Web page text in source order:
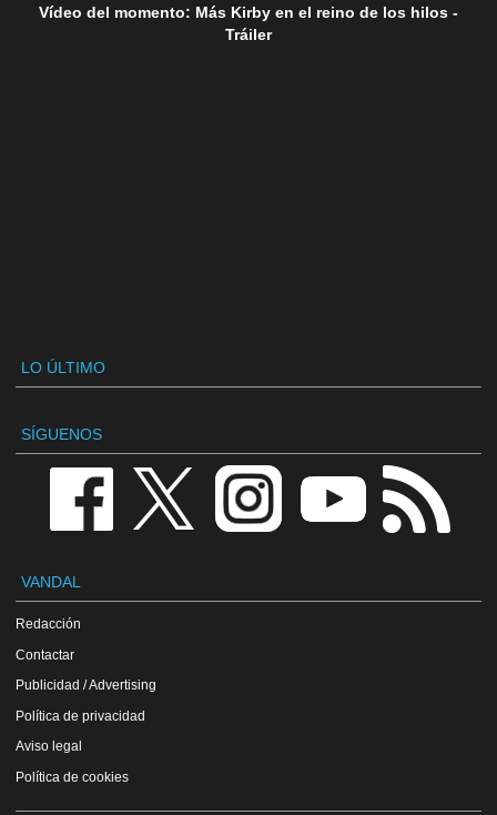
Vídeo del momento: Más Kirby en el reino de los hilos -
Tráiler
LO ÚLTIMO
SÍGUENOS
VANDAL
Redacción
Contactar
Publicidad / Advertising
Política de privacidad
Aviso legal
Política de cookies